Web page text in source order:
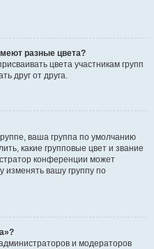
разные цвета?
цвета участникам групп
друг от друга.
ваша группа по умолчанию
какие групповые цвет и звание
конференции может
изменять вашу группу по
и модераторов